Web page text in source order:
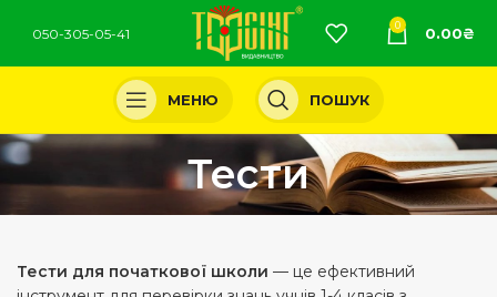
050-305-05-41
0 0.00₴
МЕНЮ ПОШУК
Тести
Тести для початкової школи — це ефективний